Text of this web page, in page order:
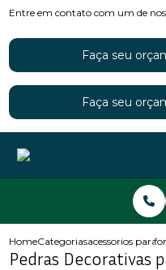
Entre em contato com um de
Faça seu
Faça seu
HomeCategoriasacessorios para
Pedras Decorativas